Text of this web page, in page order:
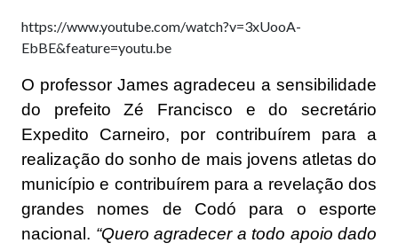
https://www.youtube.com/watch?v=3xUooA-
EbBE&feature=youtu.be
O professor James agradeceu a sensibilidade
do prefeito Zé Francisco e do secretário
Expedito Carneiro, por contribuírem para a
realização do sonho de mais jovens atletas do
município e contribuírem para a revelação dos
grandes nomes de Codó para o esporte
nacional. “Quero agradecer a todo apoio dado